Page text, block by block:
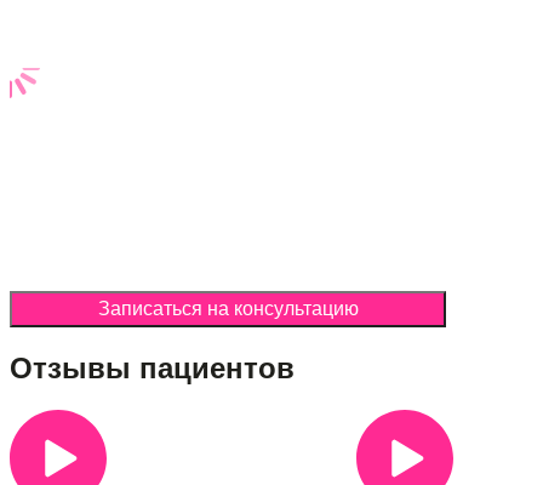
Записаться на консультацию
Отзывы пациентов